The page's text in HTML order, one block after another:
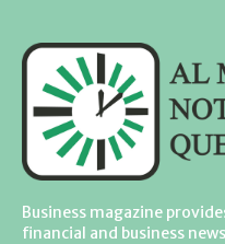
Business magazine
financial and business